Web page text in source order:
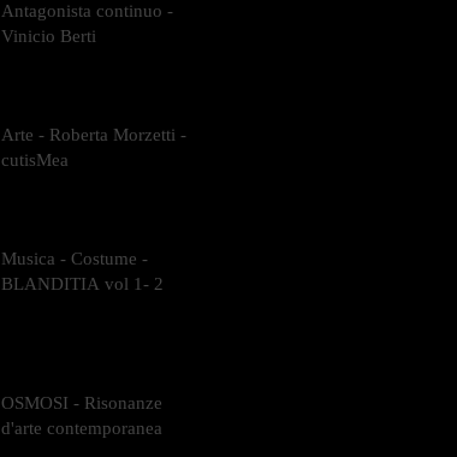
Antagonista continuo -
Vinicio Berti
Arte - Roberta Morzetti -
cutisMea
Musica - Costume -
BLANDITIA vol 1- 2
OSMOSI - Risonanze
d'arte contemporanea